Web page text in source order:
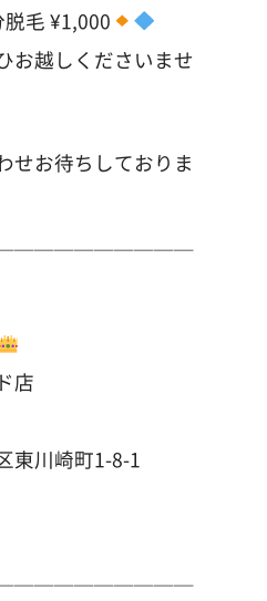
毛 ¥1,000
お越しくださいませ
せお待ちしておりま
店
東川崎町1-8-1